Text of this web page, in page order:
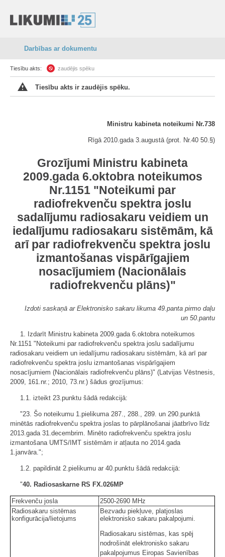
Darbības ar dokumentu
Tiesību akts: zaudējis spēku
Tiesību akts ir zaudējis spēku.
Ministru kabineta noteikumi Nr.738
Rīgā 2010.gada 3.augustā (prot. Nr.40 50.§)
Grozījumi Ministru kabineta
2009.gada 6.oktobra noteikumos
Nr.1151 "Noteikumi par
radiofrekvenču spektra joslu
sadalījumu radiosakaru veidiem un
iedalījumu radiosakaru sistēmām, kā
arī par radiofrekvenču spektra joslu
izmantošanas vispārīgajiem
nosacījumiem (Nacionālais
radiofrekvenču plāns)"
Izdoti saskaņā ar Elektronisko sakaru likuma 49.panta pirmo daļu
un 50.pantu
1. Izdarīt Ministru kabineta 2009.gada 6.oktobra noteikumos
Nr.1151 "Noteikumi par radiofrekvenču spektra joslu sadalījumu
radiosakaru veidiem un iedalījumu radiosakaru sistēmām, kā arī par
radiofrekvenču spektra joslu izmantošanas vispārīgajiem
nosacījumiem (Nacionālais radiofrekvenču plāns)" (Latvijas Vēstnesis,
2009, 161.nr.; 2010, 73.nr.) šādus grozījumus:
1.1. izteikt 23.punktu šādā redakcijā:
"23. Šo noteikumu 1.pielikuma 287., 288., 289. un 290.punktā
minētās radiofrekvenču spektra joslas to pārplānošanai jāatbrīvo līdz
2013.gada 31.decembrim. Minēto radiofrekvenču spektra joslu
izmantošana UMTS/IMT sistēmām ir atļauta no 2014.gada
1.janvāra.";
1.2. papildināt 2.pielikumu ar 40.punktu šādā redakcijā:
"40. Radiosaskarne RS FX.026MP
Frekvenču josla
2500-2690 MHz
Radiosakaru sistēmas
konfigurācija/lietojums
Bezvadu piekļuve, platjoslas
elektronisko sakaru pakalpojumi.
Radiosakaru sistēmas, kas spēj
nodrošināt elektronisko sakaru
pakalpojumus Eiropas Savienības